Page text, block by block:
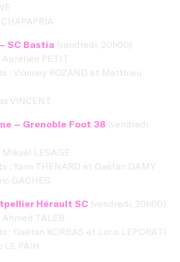
SC Bastia (vendredi, 20h00)
PETIT
: Vianney ROZAND et Matthieu
VINCENT
– Grenoble Foot 38 (vendredi,
LESAGE
: Yann THENARD et Gaëtan DAMY
GACHES
Hérault SC (vendredi, 20h00)
TALEB
: Gaëtan KORBAS et Loris LEPORATI
LE PAIH